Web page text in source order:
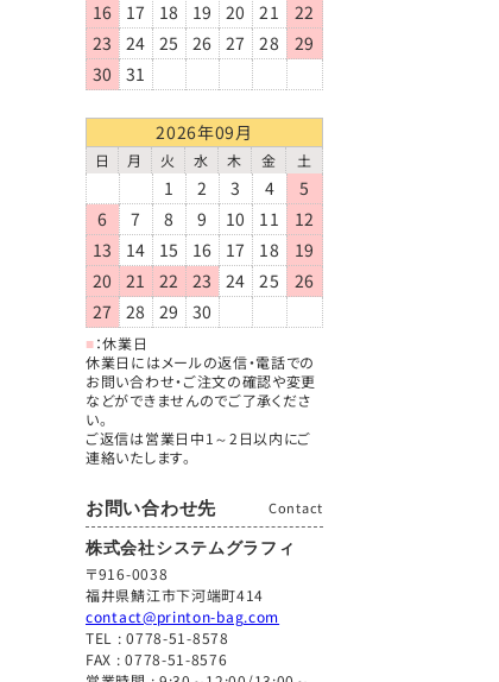
16
17 18 19 20 21
22
23
24 25 26 27 28
29
30
31
2026年09月
日 月 火 水 木 金 土
1 2 3 4
5
6
7 8 9 10 11
12
13
14 15 16 17 18
19
20
21 22 23 24 25
26
27
28 29 30
■：休業日
休業日にはメールの返信・電話での
お問い合わせ・ご注文の確認や変更
などができませんのでご了承くださ
い。
ご返信は営業日中1～2日以内にご
連絡いたします。
お問い合わせ先 Contact
株式会社システムグラフィ
〒916-0038
福井県鯖江市下河端町414
contact@printon-bag.com
TEL :0778-51-8578
FAX : 0778-51-8576